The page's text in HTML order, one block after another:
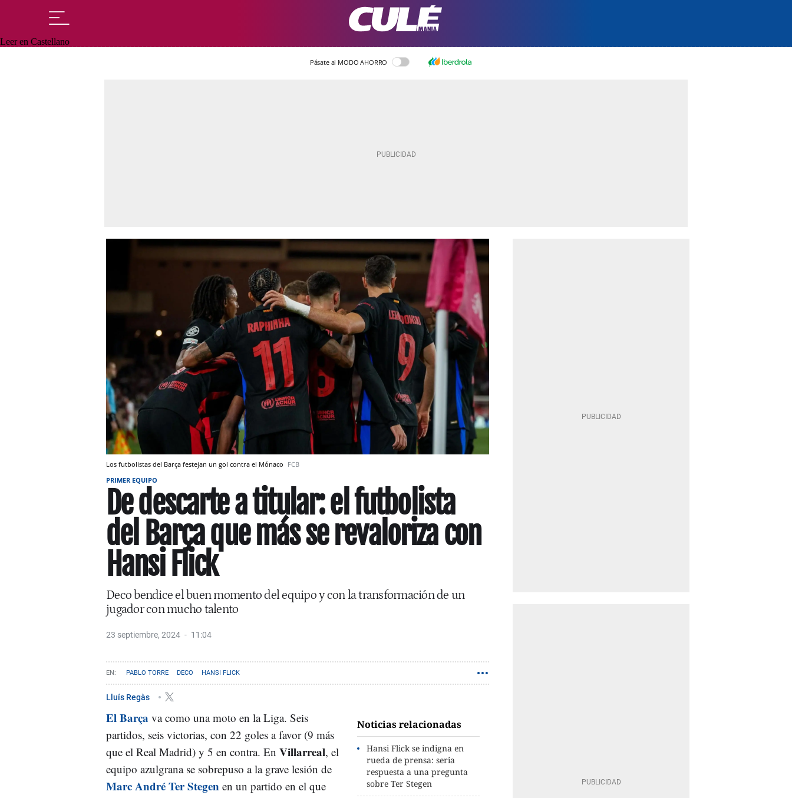
Leer en Castellano
Pásate al MODO AHORRO
Los futbolistas del Barça festejan un gol contra el Mónaco FCB
PRIMER EQUIPO
De descarte a titular: el futbolista
del Barça que más se revaloriza con
Hansi Flick
Deco bendice el buen momento del equipo y con la transformación de un
jugador con mucho talento
23 septiembre, 2024 11:04
PABLO TORRE DECO HANSI FLICK
Lluís Regàs
Noticias relacionadas
Hansi Flick se indigna en
rueda de prensa: seria
respuesta a una pregunta
sobre Ter Stegen
El Barça va como una moto en la Liga. Seis
partidos, seis victorias, con 22 goles a favor (9 más
que el Real Madrid) y 5 en contra. En Villarreal, el
equipo azulgrana se sobrepuso a la grave lesión de
Marc André Ter Stegen en un partido en el que